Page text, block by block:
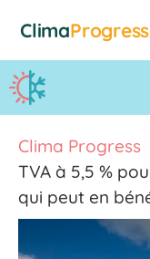
contenu
ClimaProgress
Clima Progress
TVA à 5,5 %
qui peut en